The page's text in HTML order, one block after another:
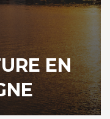
EN